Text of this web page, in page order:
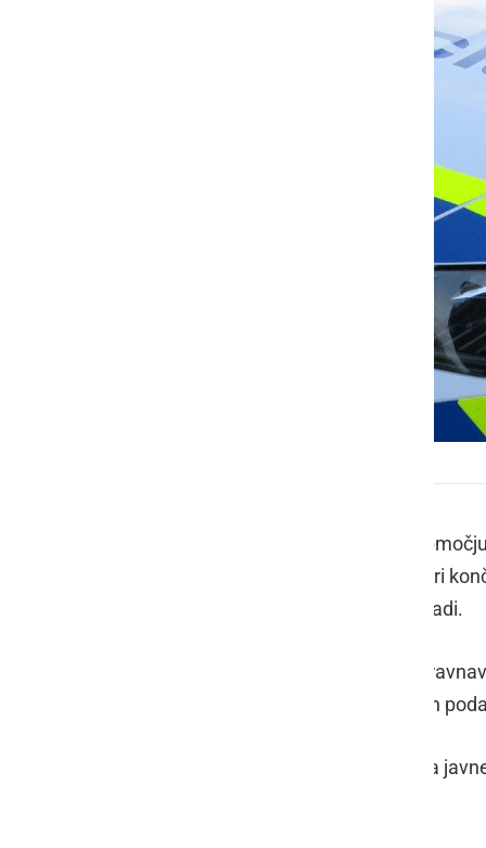
V preteklem dnevu so policisti na
prometnih nesreč, od katerih so se tri
nesrečo pri delu in tri povoženja divjadi.
Na področju kriminalitete sta bili
telesna poškodba in zloraba osebnih
Javni red in mir je bil kršen enkrat na